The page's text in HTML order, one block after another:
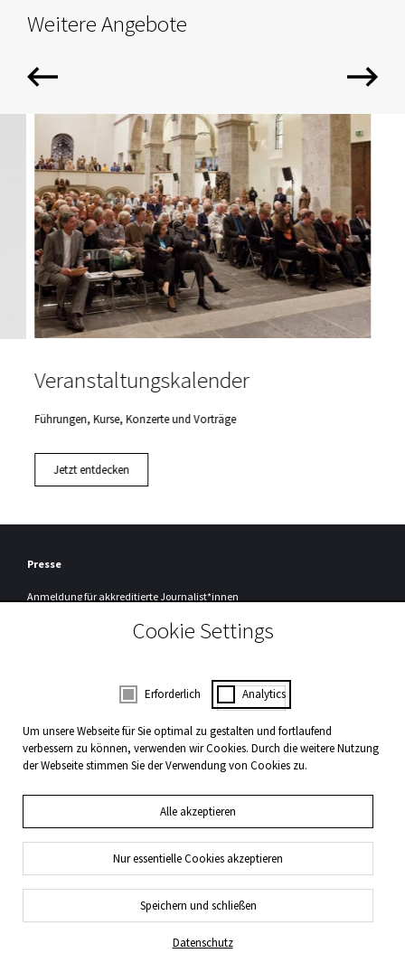
Weitere Angebote
Veranstaltungskalender
Führungen, Kurse, Konzerte und Vorträge
Jetzt entdecken
Presse
Anmeldungfür akkreditierte Journalist*innen
Zur Registrierung
WDR3 Kulturpartner
Impressum und Datenschutz Presse
Cookie Settings
Consent Selection | Auswahl der
Erforderlich Analytics
Um unsere Webseite für Sie optimal zu gestalten und fortlaufend
verbessern zu können, verwenden wir Cookies. Durch die weitere Nutzung
der Webseite stimmen Sie der Verwendung von Cookies zu.
Alle akzeptieren
Nur essentielle Cookies akzeptieren
Speichern und schließen
Datenschutz